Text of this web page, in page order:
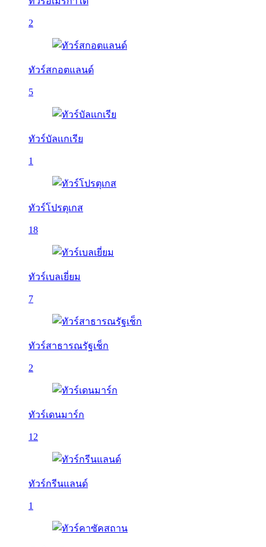
2
ทัวร์สกอตแลนด์
5
ทัวร์บัลเเกเรีย
1
ทัวร์โปรตุเกส
18
ทัวร์เบลเยี่ยม
7
ทัวร์สาธารณรัฐเช็ก
2
ทัวร์เดนมาร์ก
12
ทัวร์กรีนแลนด์
1